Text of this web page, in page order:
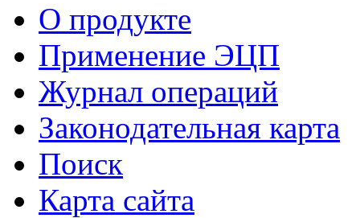
О продукте
Применение ЭЦП
Журнал операций
Законодательная карта
Поиск
Карта сайта